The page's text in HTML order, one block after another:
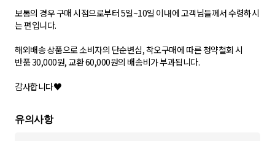
​보통의 경우 구매 시점으로부터 5일~10일 이내에 고객님들께서 수령하시
는 편입니다.
해외배송 상품으로 소비자의 단순변심, 착오구매에 따른 청약철회 시
반품 30,000원, 교환 60,000원의 배송비가 부과됩니다.
감사합니다♥
유의사항